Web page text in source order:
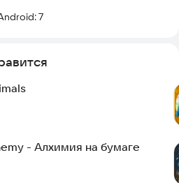
7
- Алхимия на бумаге